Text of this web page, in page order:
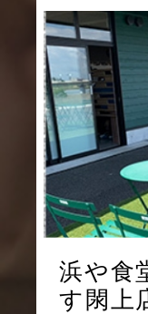
浜や食
す閖上